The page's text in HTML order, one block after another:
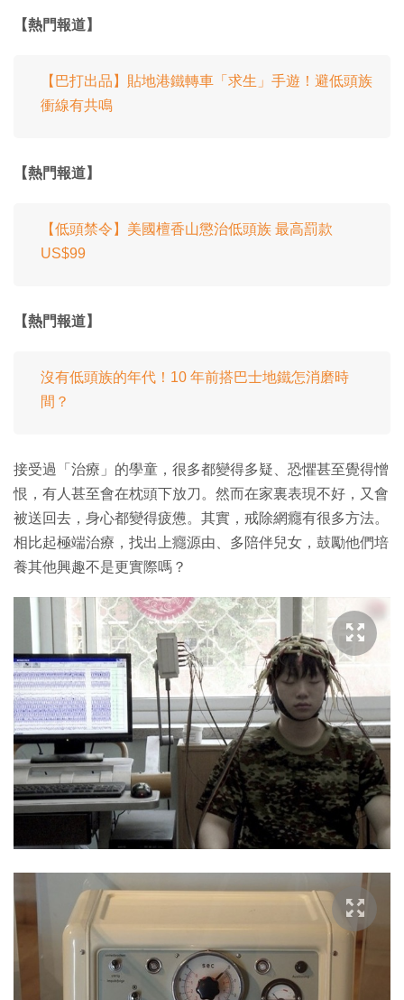
【熱門報道】
【巴打出品】貼地港鐵轉車「求生」手遊！避低頭族
衝線有共鳴
【熱門報道】
【低頭禁令】美國檀香山懲治低頭族 最高罰款
US$99
【熱門報道】
沒有低頭族的年代！10 年前搭巴士地鐵怎消磨時
間？
接受過「治療」的學童，很多都變得多疑、恐懼甚至覺得憎
恨，有人甚至會在枕頭下放刀。然而在家裏表現不好，又會
被送回去，身心都變得疲憊。其實，戒除網癮有很多方法。
相比起極端治療，找出上癮源由、多陪伴兒女，鼓勵他們培
養其他興趣不是更實際嗎？